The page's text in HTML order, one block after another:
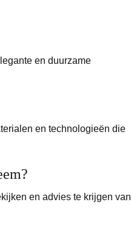
en duurzame
en technologieën die
en advies te krijgen van